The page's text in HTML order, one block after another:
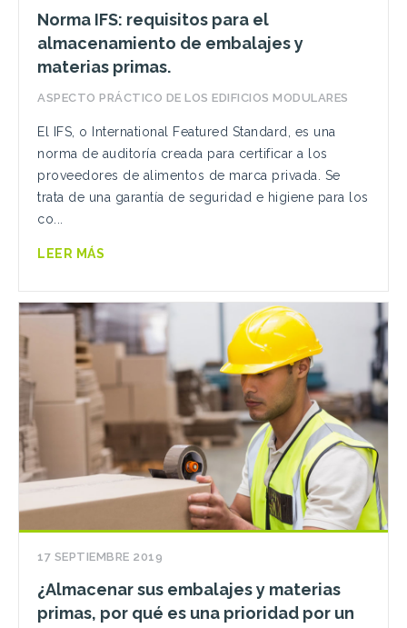
Norma IFS: requisitos para el
almacenamiento de embalajes y
materias primas.
ASPECTO PRÁCTICO DE LOS EDIFICIOS MODULARES
El IFS, o International Featured Standard, es una
norma de auditoría creada para certificar a los
proveedores de alimentos de marca privada. Se
trata de una garantía de seguridad e higiene para los
co...
LEER MÁS
17 SEPTIEMBRE 2019
¿Almacenar sus embalajes y materias
primas, por qué es una prioridad por un